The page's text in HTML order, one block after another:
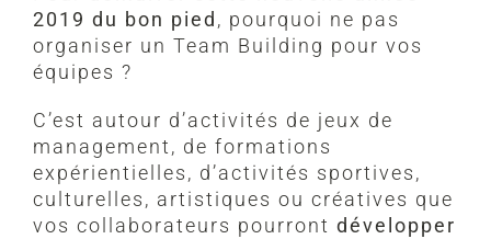
2019 du bon pied, pourquoi ne pas
organiser un Team Building pour vos
équipes ?
C’est autour d’activités de jeux de
management, de formations
expérientielles, d’activités sportives,
culturelles, artistiques ou créatives que
vos collaborateurs pourront développer